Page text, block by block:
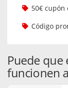
50€ cupón
Código
Puede que
funcionen